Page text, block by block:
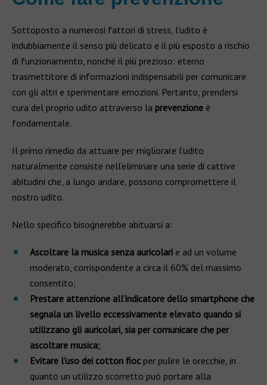
Sottoposto a numerosi fattori di stress, l’udito è
indubbiamente il senso più delicato e il più esposto a rischio
di funzionamento, nonché il più prezioso: eterno
trasmettitore di informazioni indispensabili per comunicare
con gli altri e sperimentare emozioni. Pertanto, prendersi
cura del proprio udito attraverso la prevenzione è
fondamentale.
Il primo rimedio da attuare per migliorare l’udito
naturalmente consiste nell’eliminare una serie di cattive
abitudini che, a lungo andare, possono compromettere il
nostro udito.
Nello specifico bisognerebbe abituarsi a:
Ascoltare la musica senza auricolari e ad un volume
moderato, corrispondente a circa il 60% del massimo
consentito;
Prestare attenzione all’indicatore dello smartphone che
segnala un livello eccessivamente elevato quando si
utilizzano gli auricolari, sia per comunicare che per
ascoltare musica;
Evitare l’uso dei cotton fioc per pulire le orecchie, in
quanto un utilizzo scorretto può portare alla